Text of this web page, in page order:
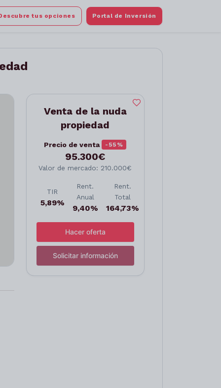
tus opciones Portal de Inversión
Venta de la nuda
propiedad
Precio de venta -55%
95.300€
Valor de mercado: 210.000€
TIR
5,89%
Rent.
Anual
9,40%
Rent.
Total
164,73%
Hacer oferta
Solicitar información